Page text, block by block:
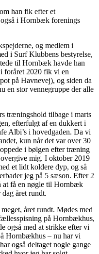
han fik efter et
i Hornbæk forenings
og medlem i
i Surf Klubbens bestyrelse,
til Hornbæk havde han
foråret 2020 fik vi en
på Havnevej), og siden da
en stor vennegruppe der alle
træningshold tilbage i marts
efterfulgt af en dukkert i
Albi’s i hovedgaden. Da vi
kun når det var over 30
i bølgen efter træning
mig. I oktober 2019
et lidt koldere dyp, og så
jeg på 5 sæson. Efter 2
at få en nøgle til Hornbæk
året rundt.
året rundt. Mødes med
på Hornbækhus,
også med at strikke efter vi
Hornbækhus – nu har vi
også deltaget nogle gange